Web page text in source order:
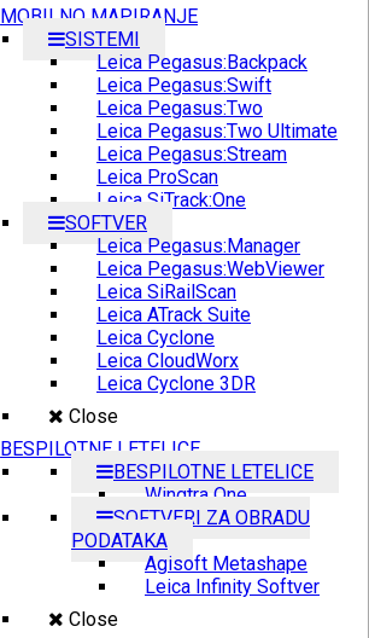
MOBILNO MAPIRANJE
SISTEMI
Leica Pegasus:Backpack
Leica Pegasus:Swift
Leica Pegasus:Two
Leica Pegasus:Two Ultimate
Leica Pegasus:Stream
Leica ProScan
Leica SiTrack:One
SOFTVER
Leica Pegasus:Manager
Leica Pegasus:WebViewer
Leica SiRailScan
Leica ATrack Suite
Leica Cyclone
Leica CloudWorx
Leica Cyclone 3DR
Close
BESPILOTNE LETELICE
BESPILOTNE LETELICE
Wingtra One
SOFTVERI ZA OBRADU
PODATAKA
Agisoft Metashape
Leica Infinity Softver
Close